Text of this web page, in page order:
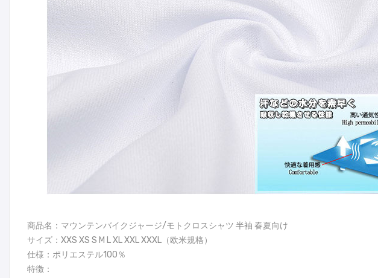
商品名：マウンテンバイクジャージ/モトクロスシャツ 半袖 春夏向け
サイズ：XXS XS S M L XL XXL XXXL（欧米規格）
仕様：ポリエステル100％
特徴：